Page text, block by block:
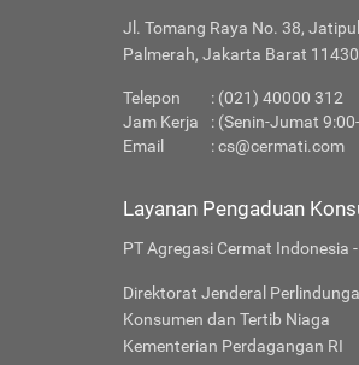
Jl. Tomang Raya No. 38,
Palmerah, Jakarta Barat 11430
Telepon
: (021) 40000 312
Jam Kerja
: (Senin-Jumat
Email
:cs@cermati.com
Layanan Pengaduan
PT Agregasi Cermat Indonesia
Direktorat Jenderal
Konsumen dan Tertib Niaga
Kementerian Perdagangan RI